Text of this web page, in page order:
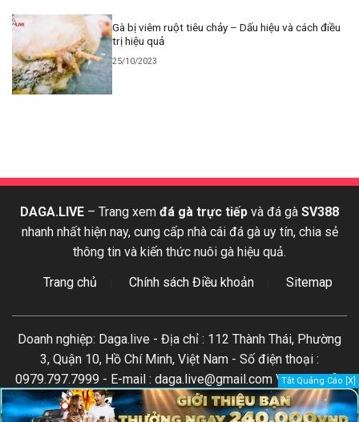
Gà bị viêm ruột tiêu chảy – Dấu hiệu và cách điều
trị hiệu quả
25/10/2023
DAGA.LIVE – Trang xem đá gà trực tiếp và đá gà SV388
nhanh nhất hiện nay, cung cấp nhà cái đá gà uy tín, chia sẻ
thông tin và kiến thức nuôi gà hiệu quả.
Trang chủ
Chính sách Điều khoản Sitemap
Doanh nghiệp: Daga.live - Địa chỉ : 112 Thành Thái, Phường
3, Quận 10, Hồ Chí Minh, Việt Nam - Số điện thoại :
0979.797.7999 - E-mail : daga.live@gmail.com Vui lòng dẫn
nguồnDaGa.Livekhi sao chép lại nội dung trên website này.
Tắt Quảng Cáo [X]